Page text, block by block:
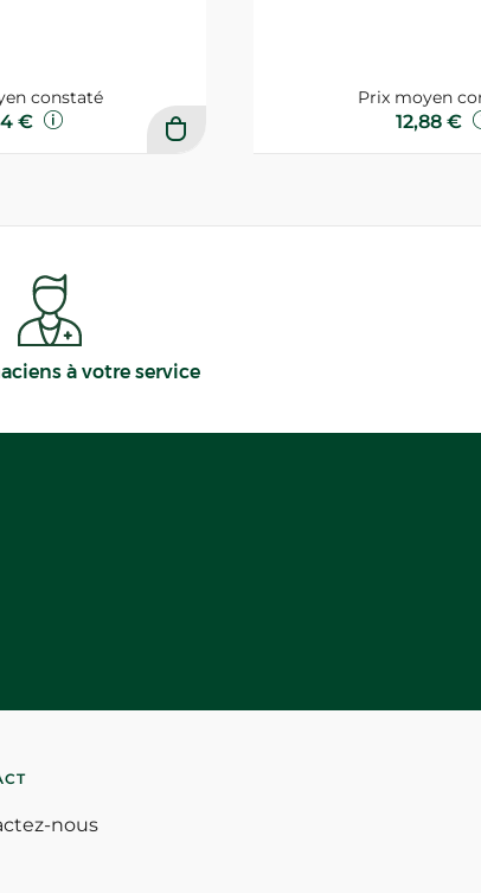
constaté
€
Prix moyen
12,88 €
à votre service
nous